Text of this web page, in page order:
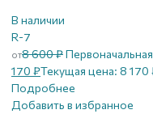
В наличии
R-7
от8 600₽
170 ₽Текущая цена: 8 170
Подробнее
Добавить в избранное